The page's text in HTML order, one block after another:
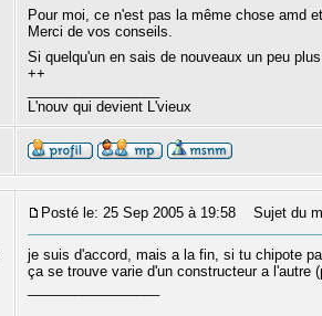
Pour moi, ce n'est pas la même chose amd
Merci de vos conseils.
Si quelqu'un en sais de nouveaux un peu
++
L'nouv qui devient L'vieux
Posté le: 25 Sep 2005 à 19:58 Sujet du
je suis d'accord, mais a la fin, si tu chipote
ça se trouve varie d'un constructeur a l'autre